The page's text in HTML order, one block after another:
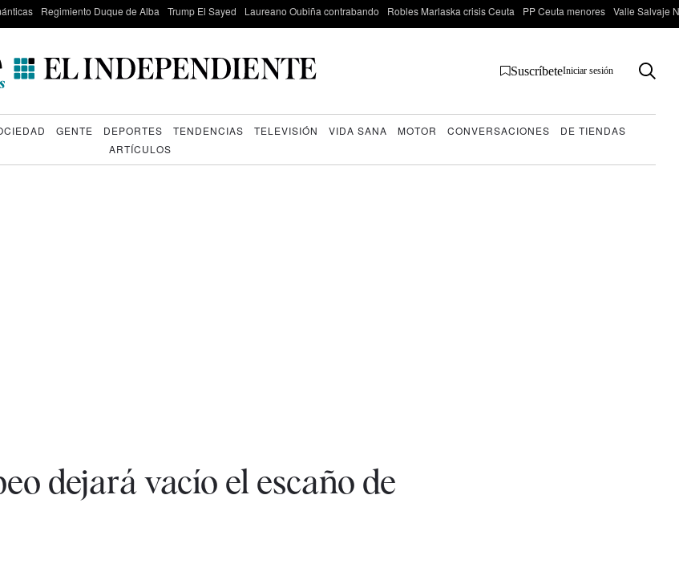
Regimiento Duque de Alba Trump El Sayed Laureano Oubiña contrabando Robles Marlaska crisis Ceuta PP Ceuta menores Valle Salvaje
SuscríbeteIniciar sesión
GENTE DEPORTES TENDENCIAS TELEVISIÓN VIDA SANA MOTOR CONVERSACIONES
DE TIENDAS
ARTÍCULOS
dejará vacío el escaño de